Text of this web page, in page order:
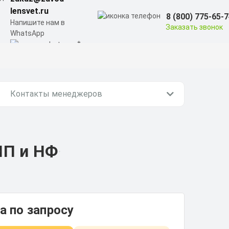
lensvet.ru
Напишите нам в
WhatsApp
8 (800) 775-65-
Заказать звонок
Контакты менеджеров
и НФ
по запросу